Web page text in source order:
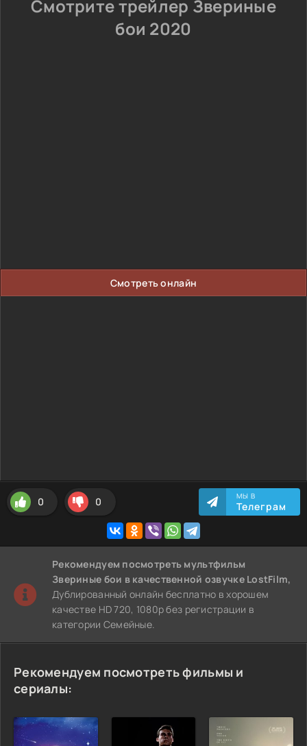
Смотрите трейлер Звериные
бои 2020
Смотреть онлайн
0 0 МЫ В
Телеграм
Рекомендуем посмотреть мультфильм
Звериные бои в качественной озвучке LostFilm,
Дублированный онлайн бесплатно в хорошем
качестве HD 720, 1080p без регистрации в
категории Семейные.
Рекомендуем посмотреть фильмы и
сериалы: